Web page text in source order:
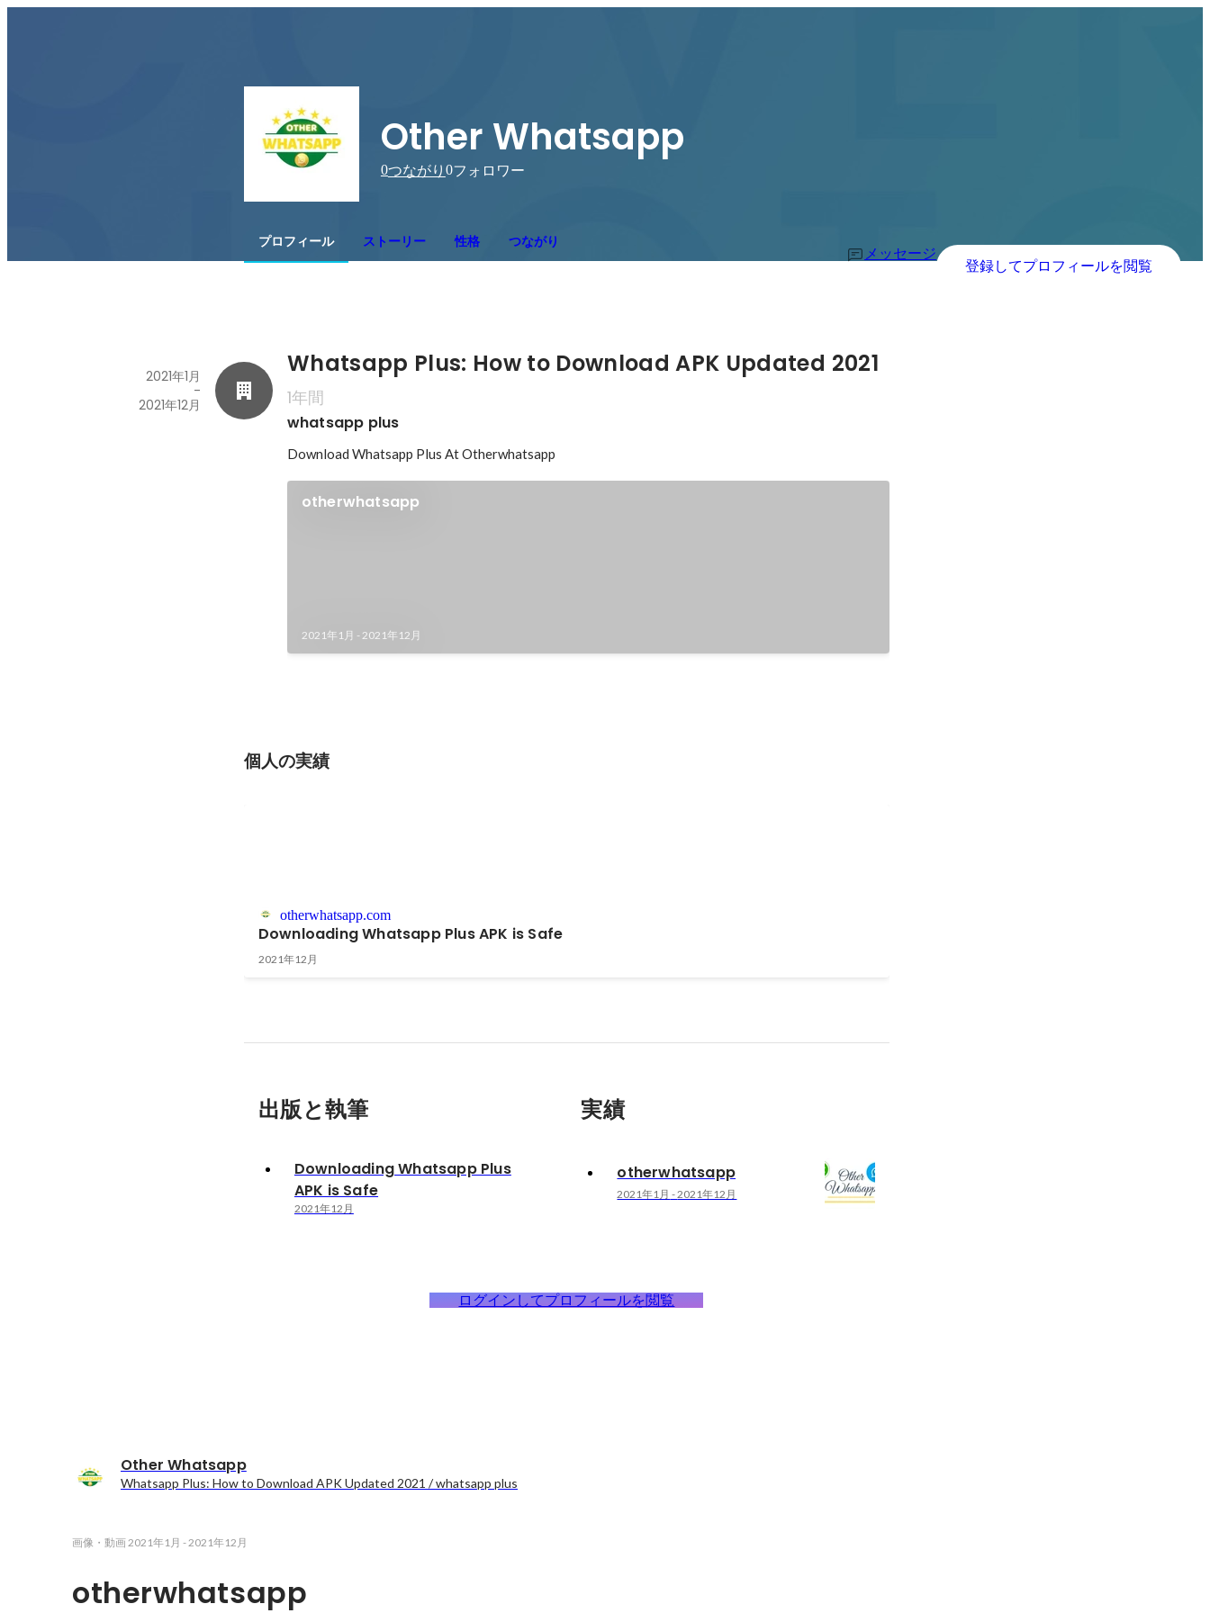
Other Whatsapp
0つながり 0フォロワー
プロフィール ストーリー 性格 つながり
メッセージ
登録してプロフィールを閲覧
Whatsapp Plus: How to Download APK Updated 2021
1年間
whatsapp plus
2021年1月
-
2021年12月
Download Whatsapp Plus At Otherwhatsapp
otherwhatsapp
2021年1月 -2021年12月
個人の実績
otherwhatsapp.com
Downloading Whatsapp Plus APK is Safe
2021年12月
出版と執筆
Downloading Whatsapp Plus
APK is Safe
2021年12月
実績
otherwhatsapp
2021年1月 -2021年12月
ログインしてプロフィールを閲覧
Other Whatsapp
Whatsapp Plus: How to Download APK Updated 2021 / whatsapp plus
画像・動画 2021年1月 - 2021年12月
otherwhatsapp